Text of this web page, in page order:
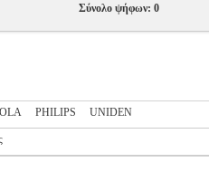
Σύνολο ψήφων: 0
PHILIPS UNIDEN